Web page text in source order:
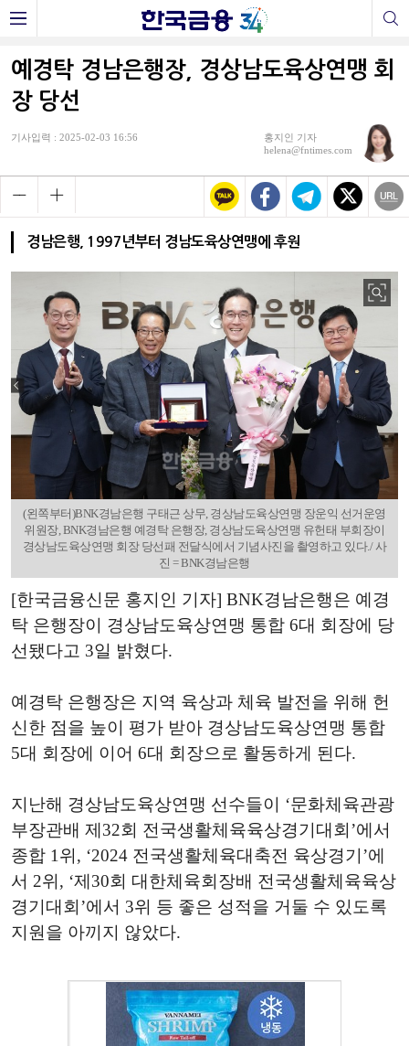
예경탁 경남은행장, 경상남도육상연맹 회
장 당선
기사입력 : 2025-02-03 16:56
홍지인 기자
helena@fntimes.com
경남은행, 1997년부터 경남도육상연맹에 후원
(왼쪽부터)BNK경남은행 구태근 상무, 경상남도육상연맹 장운익 선거운영
위원장, BNK경남은행 예경탁 은행장, 경상남도육상연맹 유헌태 부회장이
경상남도육상연맹 회장 당선패 전달식에서 기념사진을 촬영하고 있다./ 사
진 = BNK경남은행
[한국금융신문 홍지인 기자] BNK경남은행은 예경
탁 은행장이 경상남도육상연맹 통합 6대 회장에 당
선됐다고 3일 밝혔다.
예경탁 은행장은 지역 육상과 체육 발전을 위해 헌
신한 점을 높이 평가 받아 경상남도육상연맹 통합
5대 회장에 이어 6대 회장으로 활동하게 된다.
지난해 경상남도육상연맹 선수들이 ‘문화체육관광
부장관배 제32회 전국생활체육육상경기대회’에서
종합 1위, ‘2024 전국생활체육대축전 육상경기’에
서 2위, ‘제30회 대한체육회장배 전국생활체육육상
경기대회’에서 3위 등 좋은 성적을 거둘 수 있도록
지원을 아끼지 않았다.